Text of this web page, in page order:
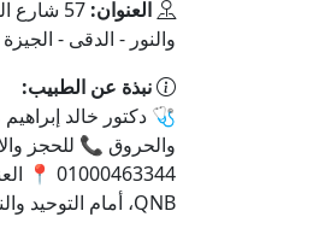
العنوان:
والنور - الدقى - الجيزة
نبذة عن الطبيب:
🩺 دكتور خالد
والحروق 📞 للحجز
QNB، أمام التوحيد والنور، الدقي، الجيزة، ...